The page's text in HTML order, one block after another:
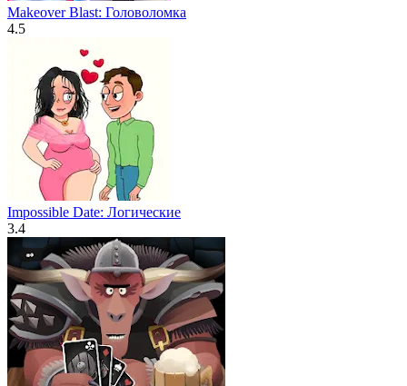
Makeover Blast: Головоломка
4.5
Impossible Date: Логические
3.4